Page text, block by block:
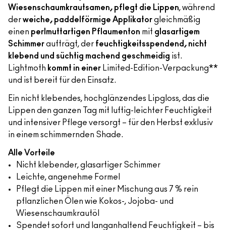
Wiesenschaumkrautsamen, pflegt die Lippen, während
derweiche, paddelförmige Applikatorgleichmäßig
einen perlmuttartigen Pflaumenton mit glasartigem
Schimmeraufträgt, der feuchtigkeitsspendend, nicht
klebend und süchtig machend geschmeidig ist.
Lightmoth kommt in einer Limited-Edition-Verpackung**
und ist bereit für den Einsatz.
Ein nicht klebendes, hochglänzendes Lipgloss, das die
Lippen den ganzen Tag mit luftig-leichter Feuchtigkeit
und intensiver Pflege versorgt – für den Herbst exklusiv
in einem schimmernden Shade.
Alle Vorteile
Nicht klebender, glasartiger Schimmer
Leichte, angenehme Formel
Pflegt die Lippen mit einer Mischung aus 7 % rein
pflanzlichen Ölen wie Kokos-, Jojoba- und
Wiesenschaumkrautöl
Spendet sofort und langanhaltend Feuchtigkeit – bis